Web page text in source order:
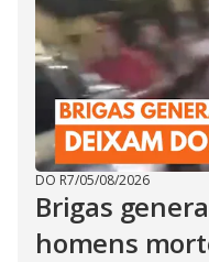
DO R7/05/08/2026
Brigas
homens